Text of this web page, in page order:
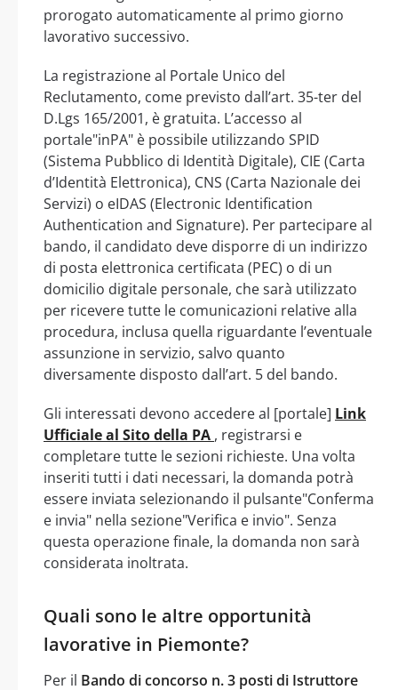
prorogato automaticamente al primo giorno
lavorativo successivo.
La registrazione al Portale Unico del
Reclutamento, come previsto dall’art. 35-ter del
D.Lgs 165/2001, è gratuita. L’accesso al
portale"inPA" è possibile utilizzando SPID
(Sistema Pubblico di Identità Digitale), CIE (Carta
d’Identità Elettronica), CNS (Carta Nazionale dei
Servizi) o eIDAS (Electronic Identification
Authentication and Signature). Per partecipare al
bando, il candidato deve disporre di un indirizzo
di posta elettronica certificata (PEC) o di un
domicilio digitale personale, che sarà utilizzato
per ricevere tutte le comunicazioni relative alla
procedura, inclusa quella riguardante l’eventuale
assunzione in servizio, salvo quanto
diversamente disposto dall’art. 5 del bando.
Gli interessati devono accedere al [portale] Link
Ufficiale al Sito della PA , registrarsi e
completare tutte le sezioni richieste. Una volta
inseriti tutti i dati necessari, la domanda potrà
essere inviata selezionando il pulsante"Conferma
e invia" nella sezione"Verifica e invio". Senza
questa operazione finale, la domanda non sarà
considerata inoltrata.
Quali sono le altre opportunità
lavorative in Piemonte?
Per il Bando di concorso n. 3 posti di Istruttore